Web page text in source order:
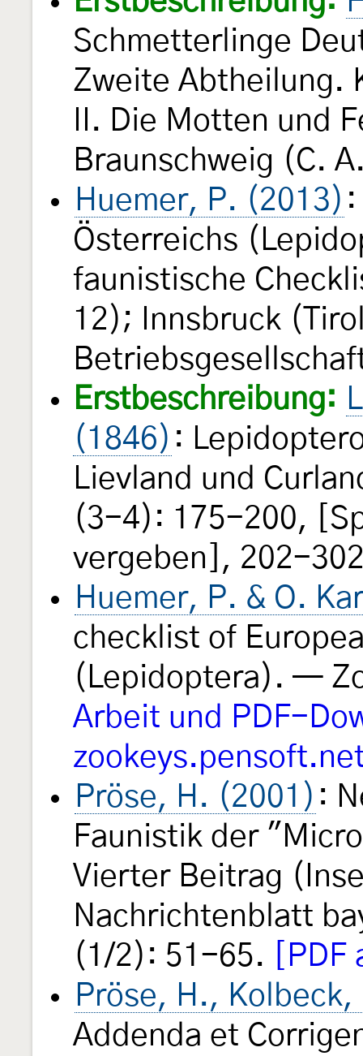
Schmetterlinge
Zweite Abtheilung.
II. Die Motten und
Braunschweig (C.
Huemer, P. (2013)
Österreichs
faunistische
12); Innsbruck
Erstbeschreibung:
(1846) :
Lievland und
(3-4): 175-200,
vergeben], 202-
Huemer, P. & O.
checklist of
(Lepidoptera). —
Arbeit und PDF-
Pröse, H. (2001) :
Faunistik der
Vierter Beitrag
Nachrichtenblatt
(1/2): 51-65.
Pröse, H.,
Addenda et